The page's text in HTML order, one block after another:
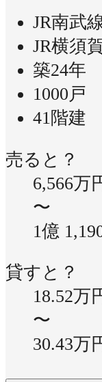
JR南武
JR横須
築24年
1000戸
41階建
売ると？
6,566万
〜
1億
貸すと？
18.52万
〜
30.43万